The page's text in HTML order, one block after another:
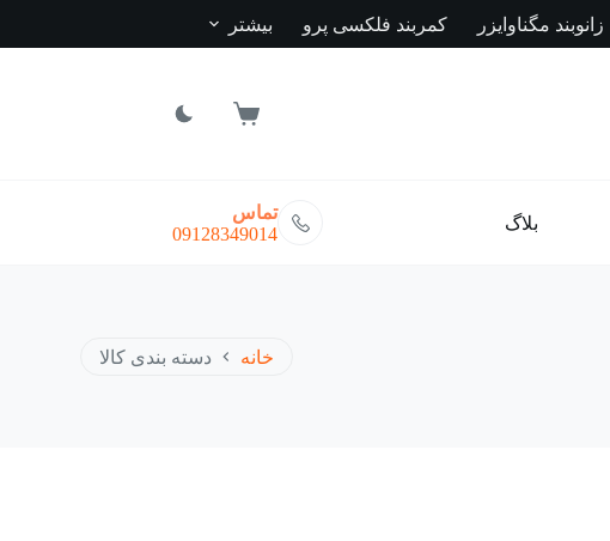
زانوبند مگناوایزر کمربند فلکسی پرو بیشتر
سبد
بلاگ
تماس
09128349014
خانه دسته بندی کالا